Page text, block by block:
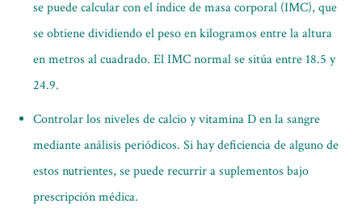
se puede calcular con el índice de masa corporal (IMC), que
se obtiene dividiendo el peso en kilogramos entre la altura
en metros al cuadrado. El IMC normal se sitúa entre 18.5 y
24.9.
Controlar los niveles de calcio y vitamina D en la sangre
mediante análisis periódicos. Si hay deficiencia de alguno de
estos nutrientes, se puede recurrir a suplementos bajo
prescripción médica.